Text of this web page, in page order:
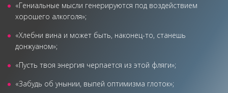
«Гениальные мысли генерируются под воздействием
хорошего алкоголя»;
«Хлебни вина и может быть, наконец-то, станешь
донжуаном»;
«Пусть твоя энергия черпается из этой фляги»;
«Забудь об унынии, выпей оптимизма глоток»;